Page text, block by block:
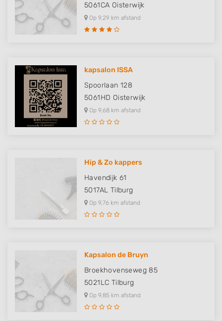
5061CA Oisterwijk
Op 9,29 km afstand
kapsalon ISSA
Spoorlaan 128
5061HD Oisterwijk
Op 9,68 km afstand
Hip & Zo kappers
Havendijk 61
5017AL Tilburg
Op 9,76 km afstand
Kapsalon de Bruyn
Broekhovenseweg 85
5021LC Tilburg
Op 9,85 km afstand